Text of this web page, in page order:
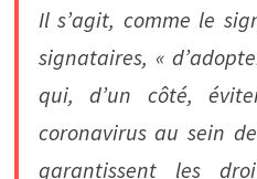
Il s’agit, comme le
signataires, «
qui, d’un côté,
coronavirus au sein
garantissent les